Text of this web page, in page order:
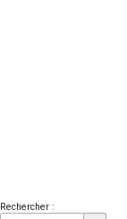
Rechercher :